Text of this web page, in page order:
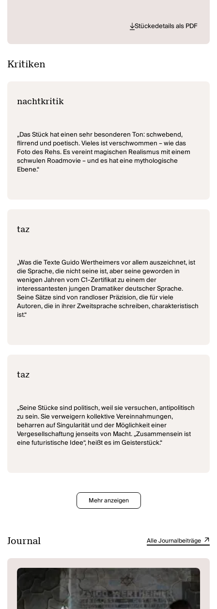
flammendes Plädoyer, die Gewalt zu stoppen." (Jury-
Stückedetails als PDF
Kritiken
nachtkritik
„Das Stück hat einen sehr besonderen Ton: schwebend,
flirrend und poetisch. Vieles ist verschwommen – wie das
Foto des Rehs. Es vereint magischen Realismus mit einem
schwulen Roadmovie – und es hat eine mythologische
Ebene.“
taz
„Was die Texte Guido Wertheimers vor allem auszeichnet, ist
die Sprache, die nicht seine ist, aber seine geworden in
wenigen Jahren vom C1-Zertifikat zu einem der
interessantesten jungen Dramatiker deutscher Sprache.
Seine Sätze sind von randloser Präzision, die für viele
Autoren, die in ihrer Zweitsprache schreiben, charakteristisch
ist.“
taz
„Seine Stücke sind politisch, weil sie versuchen, antipolitisch
zu sein. Sie verweigern kollektive Vereinnahmungen,
beharren auf Singularität und der Möglichkeit einer
Vergesellschaftung jenseits von Macht. „Zusammensein ist
eine futuristische Idee“, heißt es im Geisterstück.“
Mehr anzeigen
Journal Alle Journalbeiträge